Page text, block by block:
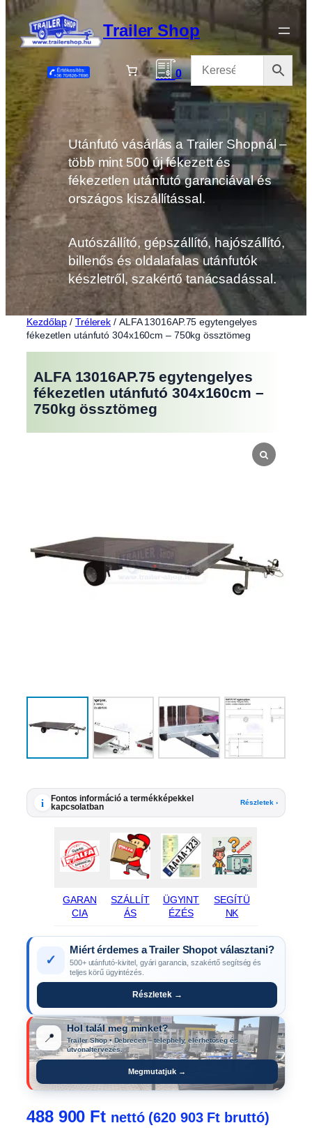
Ugrás
a
tartalomhoz
Trailer Shop
0
Utánfutó vásárlás a Trailer Shopnál –
több mint 500 új fékezett és
fékezetlen utánfutó garanciával és
országos kiszállítással.
Autószállító, gépszállító, hajószállító,
billenős és oldalafalas utánfutók
készletről, szakértő tanácsadással.
Kezdőlap / Trélerek / ALFA 13016AP.75 egytengelyes
fékezetlen utánfutó 304x160cm – 750kg össztömeg
ALFA 13016AP.75 egytengelyes
fékezetlen utánfutó 304x160cm –
750kg össztömeg
i
Fontos információ a termékképekkel
kapcsolatban
Részletek ›
GARAN
CIA
SZÁLLÍT
ÁS
ÜGYINT
ÉZÉS
SEGÍTÜ
NK
✓
Miért érdemes a Trailer Shopot választani?
500+ utánfutó-kivitel, gyári garancia, szakértő segítség és
teljes körű ügyintézés.
Részletek →
📍
Hol talál meg minket?
Trailer Shop • Debrecen – telephely, elérhetőség és
útvonaltervezés.
Megmutatjuk →
488 900 Ft nettó (620 903 Ft bruttó)